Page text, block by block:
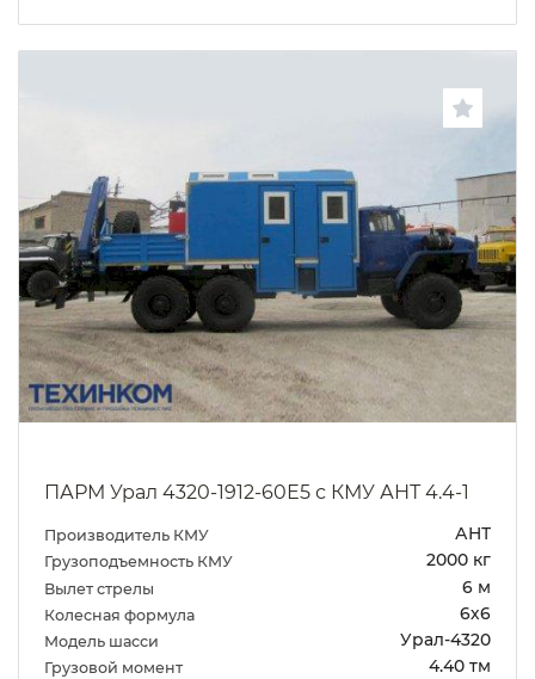
ПАРМ Урал 4320-1912-60Е5 с КМУ АНТ 4.4-1
Производитель КМУ АНТ
Грузоподъемность КМУ 2000 кг
Вылет стрелы 6 м
Колесная формула 6х6
Модель шасси Урал-4320
Грузовой момент 4.40 тм